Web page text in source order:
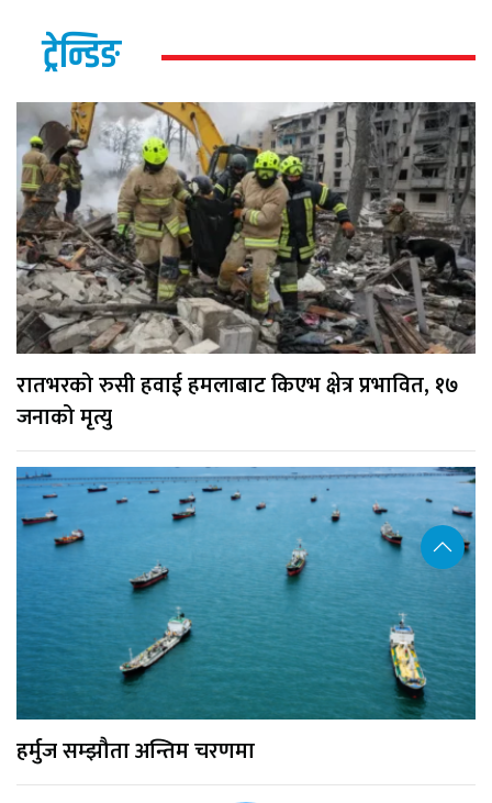
ट्रेन्डिङ
रातभरको रुसी हवाई हमलाबाट किएभ क्षेत्र प्रभावित, १७
जनाको मृत्यु
हर्मुज सम्झौता अन्तिम चरणमा